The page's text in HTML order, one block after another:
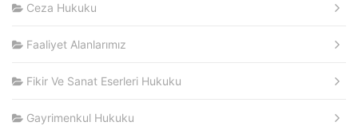
Ceza Hukuku
Faaliyet Alanlarımız
Fikir Ve Sanat Eserleri Hukuku
Gayrimenkul Hukuku